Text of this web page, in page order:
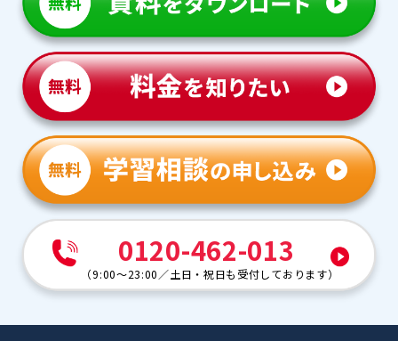
0120-462-013
（9:00～23:00 ／土日・祝日も受付しております）